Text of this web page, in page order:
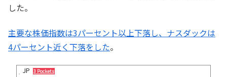
した。
主要な株価指数は3パーセント以上下落し、ナスダックは
4パーセント近く下落をした。
JP 3 Pockets